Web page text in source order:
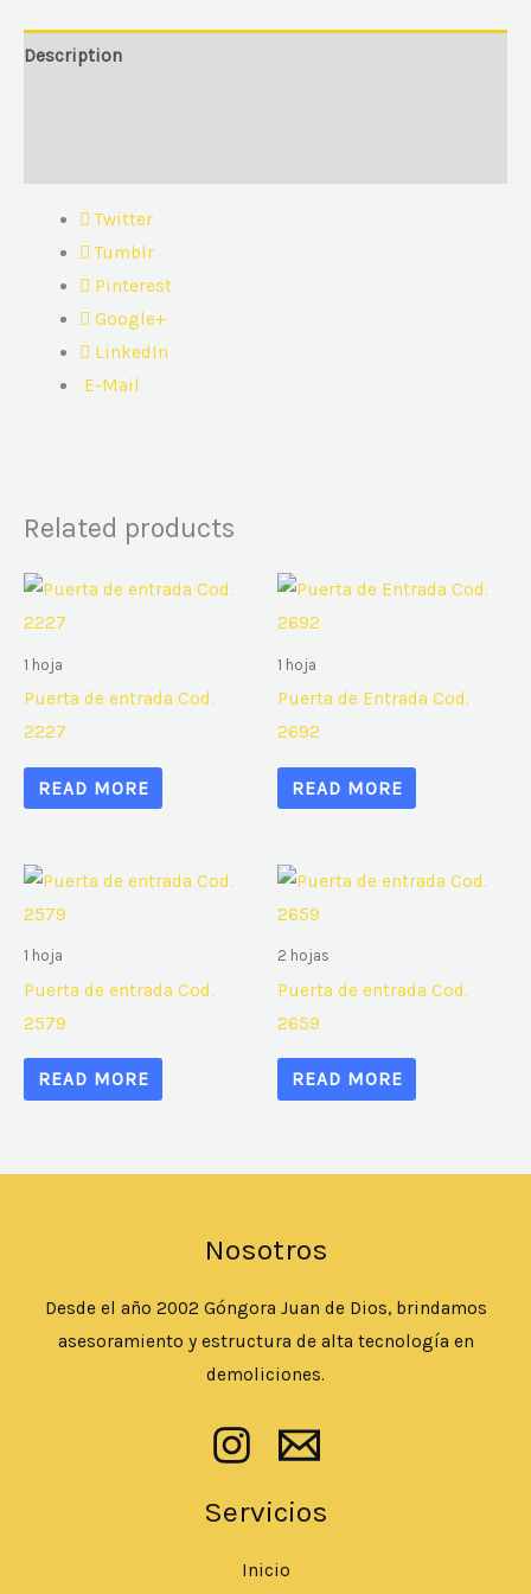
Description
Twitter
Tumblr
Pinterest
Google+
LinkedIn
E-Mail
Related products
1 hoja
Puerta de entrada Cod.
2227
READ MORE
1 hoja
Puerta de Entrada Cod.
2692
READ MORE
1 hoja
Puerta de entrada Cod.
2579
READ MORE
2 hojas
Puerta de entrada Cod.
2659
READ MORE
Nosotros
Desde el año 2002 Góngora Juan de Dios, brindamos
asesoramiento y estructura de alta tecnología en
demoliciones.
Servicios
Inicio